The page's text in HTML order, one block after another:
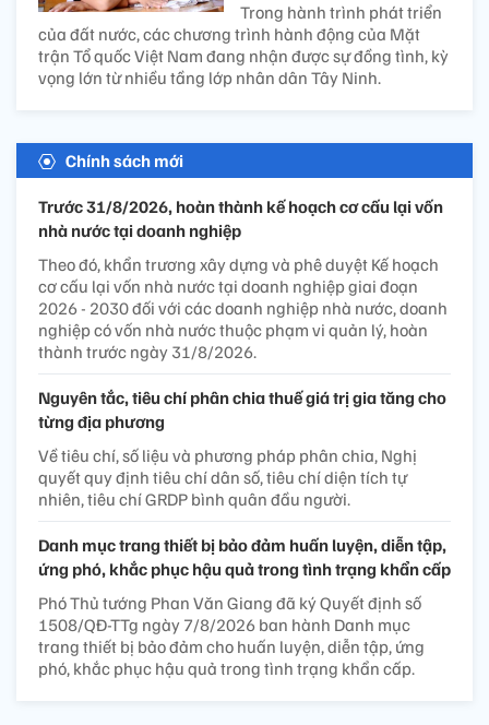
Trong hành trình phát triển
của đất nước, các chương trình hành động của Mặt
trận Tổ quốc Việt Nam đang nhận được sự đồng tình, kỳ
vọng lớn từ nhiều tầng lớp nhân dân Tây Ninh.
Chính sách mới
Trước 31/8/2026, hoàn thành kế hoạch cơ cấu lại vốn
nhà nước tại doanh nghiệp
Theo đó, khẩn trương xây dựng và phê duyệt Kế hoạch
cơ cấu lại vốn nhà nước tại doanh nghiệp giai đoạn
2026 - 2030 đối với các doanh nghiệp nhà nước, doanh
nghiệp có vốn nhà nước thuộc phạm vi quản lý, hoàn
thành trước ngày 31/8/2026.
Nguyên tắc, tiêu chí phân chia thuế giá trị gia tăng cho
từng địa phương
Về tiêu chí, số liệu và phương pháp phân chia, Nghị
quyết quy định tiêu chí dân số, tiêu chí diện tích tự
nhiên, tiêu chí GRDP bình quân đầu người.
Danh mục trang thiết bị bảo đảm huấn luyện, diễn tập,
ứng phó, khắc phục hậu quả trong tình trạng khẩn cấp
Phó Thủ tướng Phan Văn Giang đã ký Quyết định số
1508/QĐ-TTg ngày 7/8/2026 ban hành Danh mục
trang thiết bị bảo đảm cho huấn luyện, diễn tập, ứng
phó, khắc phục hậu quả trong tình trạng khẩn cấp.